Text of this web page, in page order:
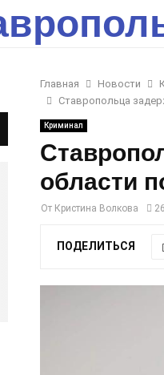
Главная Новости
Ставропольца
Криминал
области
От Кристина Волкова
ПОДЕЛИТЬСЯ